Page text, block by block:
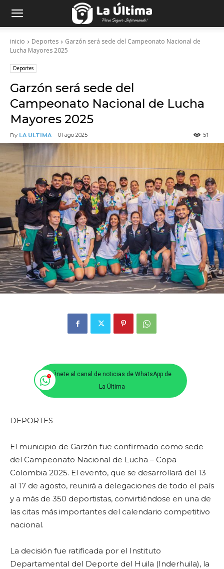
inicio Deportes
Garzón será sede del Campeonato Nacional de
Lucha Mayores 2025
Deportes
Garzón será sede del
Campeonato Nacional de Lucha
Mayores 2025
By LA ULTIMA 01 ago 2025 51
Únete al canal de noticias de WhatsApp de
La Última
DEPORTES
El municipio de Garzón fue confirmado como sede
del Campeonato Nacional de Lucha – Copa
Colombia 2025. El evento, que se desarrollará del 13
al 17 de agosto, reunirá a delegaciones de todo el país
y a más de 350 deportistas, convirtiéndose en una de
las citas más importantes del calendario competitivo
nacional.
La decisión fue ratificada por el Instituto
Departamental del Deporte del Huila (Inderhuila), la